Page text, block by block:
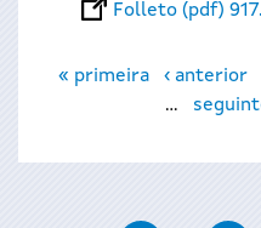
Folleto (pdf)
Páginas
« primeira ‹ anterior
…